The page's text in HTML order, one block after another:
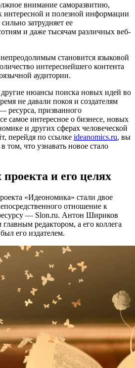
внимание саморазвитию,
интересной и полезной информации
затрудняет ее
и даже тысячам различных веб-
становится языковой
интереснейшего контента
аудитории.
нюансы поиска новых идей во
не давали покоя и создателям
ресурса, призванного
самое интересное о бизнесе, новых
и других сферах человеческой
перейдя по ссылке ideanomics.ru, вы
том, что узнавать новое стало
и его целях
«Идеономика» стали двое
отношение к
— Slon.ru. Антон Шириков
редактором, а его коллега
его издателем.